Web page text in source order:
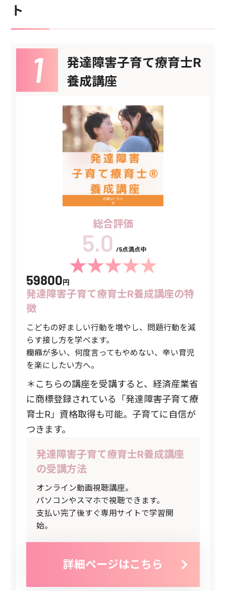
ト
発達障害子育て療育士R
養成講座
総合評価
/5点満点中
59800円
発達障害子育て療育士R養成講座の特
徴
こどもの好ましい行動を増やし、問題行動を減
らす接し方を学べます。
癇癪が多い、何度言ってもやめない、辛い育児
を楽にしたい方へ。
＊こちらの講座を受講すると、経済産業省
に商標登録されている「発達障害子育て療
育士R」資格取得も可能。子育てに自信が
つきます。
発達障害子育て療育士R養成講座
の受講方法
オンライン動画視聴講座。
パソコンやスマホで視聴できます。
支払い完了後すぐ専用サイトで学習開
始。
詳細ページはこちら